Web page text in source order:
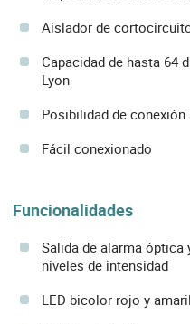
Aislador de
Capacidad de hasta 64
Lyon
Posibilidad de
Fácil conexionado
Funcionalidades
Salida de alarma óptica
niveles de intensidad
LED bicolor rojo y